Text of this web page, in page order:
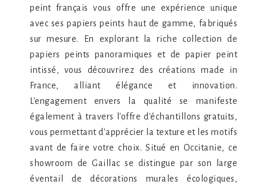
peint français vous offre une expérience unique
avec ses papiers peints haut de gamme, fabriqués
sur mesure. En explorant la riche collection de
papiers peints panoramiques et de papier peint
intissé, vous découvrirez des créations made in
France, alliant élégance et innovation.
L'engagement envers la qualité se manifeste
également à travers l'offre d'échantillons gratuits,
vous permettant d'apprécier la texture et les motifs
avant de faire votre choix. Situé en Occitanie, ce
showroom de Gaillac se distingue par son large
éventail de décorations murales écologiques,